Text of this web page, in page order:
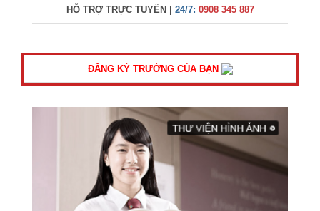
HỖ TRỢ TRỰC TUYẾN | 24/7: 0908 345 887
ĐĂNG KÝ TRƯỜNG CỦA BẠN